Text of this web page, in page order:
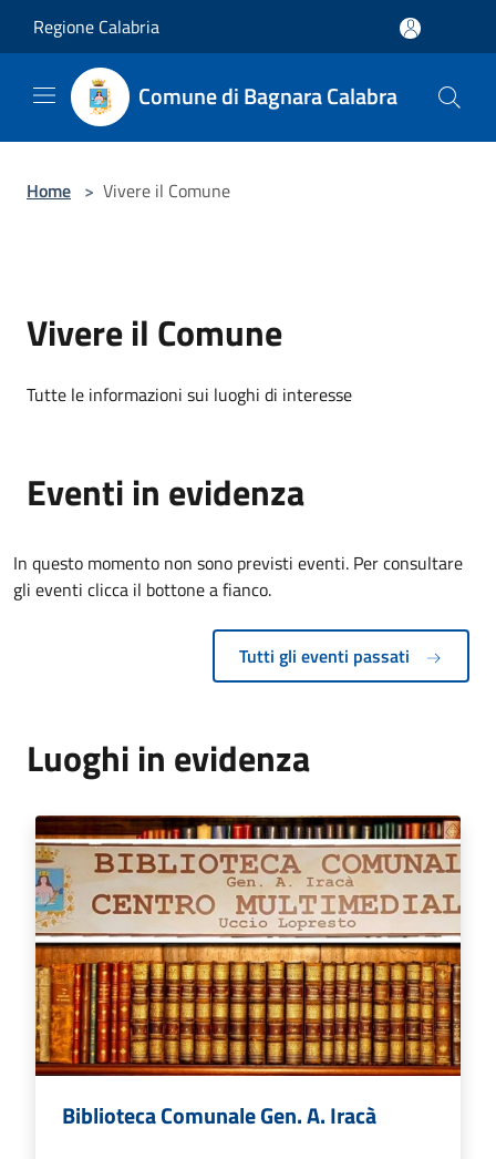
Regione Calabria
Comune di Bagnara Calabra
Home > Vivere il Comune
Vivere il Comune
Tutte le informazioni sui luoghi di interesse
Eventi in evidenza
In questo momento non sono previsti eventi. Per consultare
gli eventi clicca il bottone a fianco.
Tutti gli eventi passati
Luoghi in evidenza
Biblioteca Comunale Gen. A. Iracà